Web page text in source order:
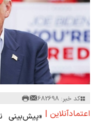
کد خبر: 682698
اعتمادآنلاین | «پیش‌بینی